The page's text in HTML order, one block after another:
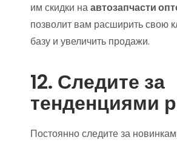
им скидки наавтозапчасти
позволит вам расширить свою
базу и увеличить продажи.
12. Следите за
тенденциями
Постоянно следите за